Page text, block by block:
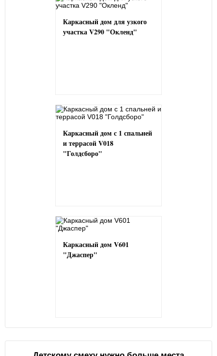
Каркасный дом для узкого
участка V290 "Окленд"
Каркасный дом с 1 спальней
и террасой V018
"Голдсборо"
Каркасный дом V601
"Джаспер"